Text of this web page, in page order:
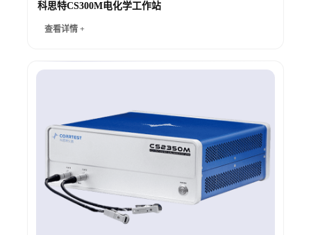
科思特CS300M电化学工作站
查看详情 +